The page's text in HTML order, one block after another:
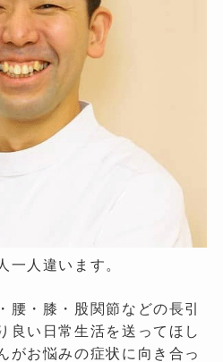
一人違います。
腰・膝・股関節などの長引
良い日常生活を送ってほし
がお悩みの症状に向き合っ